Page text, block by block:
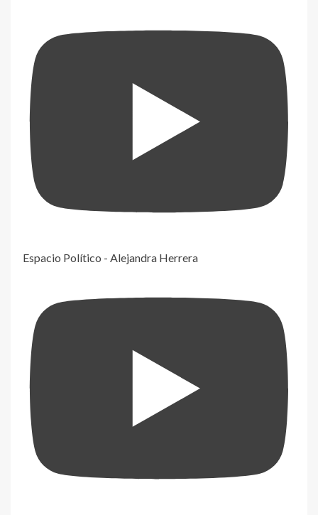
Espacio Político - Alejandra Herrera